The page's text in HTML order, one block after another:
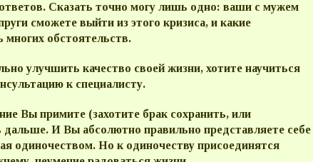
Сказать точно могу лишь одно: ваши с мужем
сможете выйти из этого кризиса, и какие
многих обстоятельств.
улучшить качество своей жизни, хотите научиться
к специалисту.
Вы примите (захотите брак сохранить, или
И Вы абсолютно правильно представляете себе
одиночеством. Но к одиночеству присоединятся